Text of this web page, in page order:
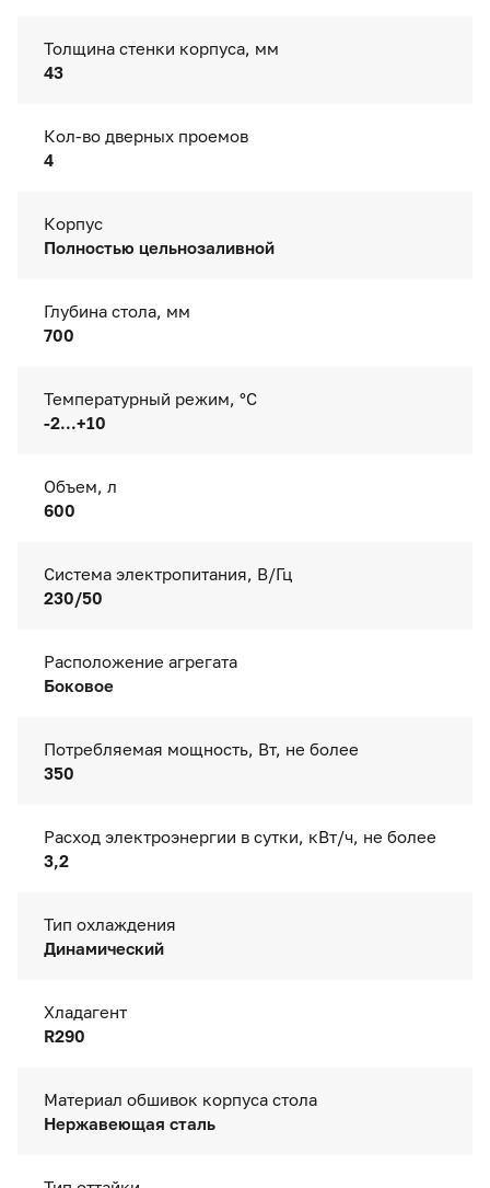
Толщина стенки корпуса, мм
43
Кол-во дверных проемов
4
Корпус
Полностью цельнозаливной
Глубина стола, мм
700
Температурный режим, °C
-2...+10
Объем, л
600
Система электропитания, В/Гц
230/50
Расположение агрегата
Боковое
Потребляемая мощность, Вт, не более
350
Расход электроэнергии в сутки, кВт/ч, не более
3,2
Тип охлаждения
Динамический
Хладагент
R290
Материал обшивок корпуса стола
Нержавеющая сталь